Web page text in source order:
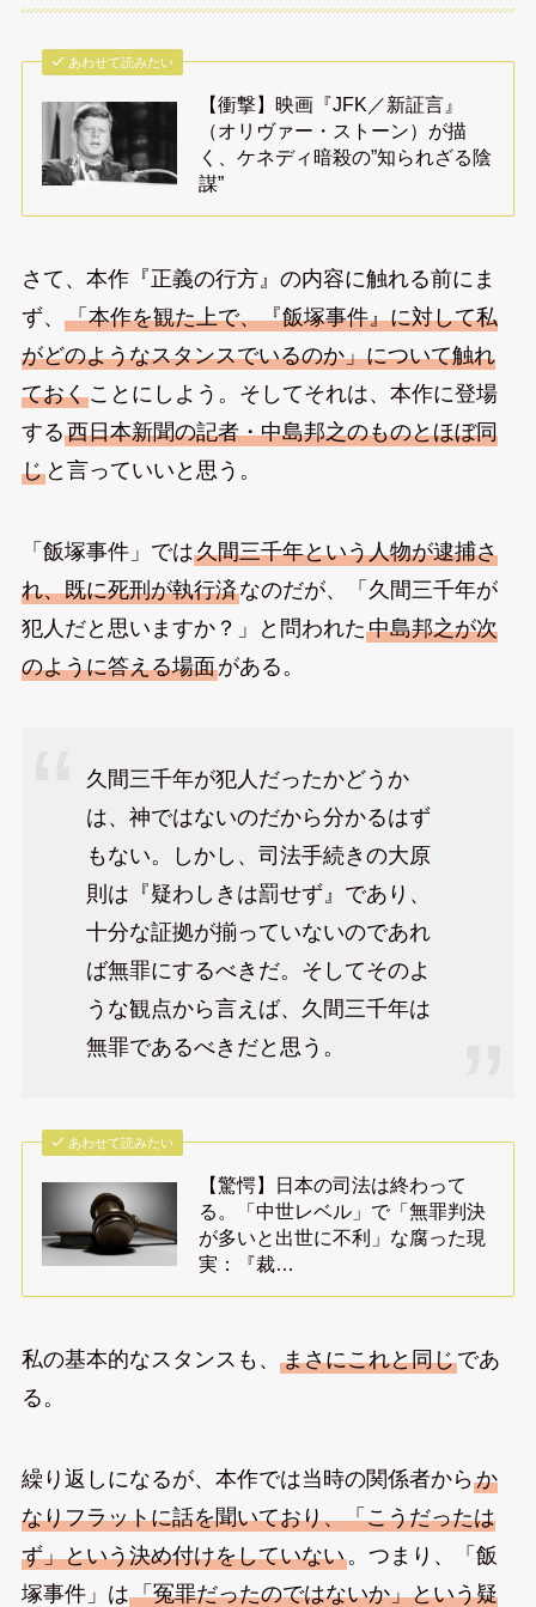
あわせて読みたい
【衝撃】映画『JFK／新証言』
（オリヴァー・ストーン）が描
く、ケネディ暗殺の”知られざる陰
謀”
さて、本作『正義の行方』の内容に触れる前にま
ず、 「本作を観た上で、『飯塚事件』に対して私
がどのようなスタンスでいるのか」について触れ
ておくことにしよう。そしてそれは、本作に登場
する西日本新聞の記者・中島邦之のものとほぼ同
じと言っていいと思う。
「飯塚事件」では久間三千年という人物が逮捕さ
れ、既に死刑が執行済なのだが、「久間三千年が
犯人だと思いますか？」と問われた中島邦之が次
のように答える場面がある。
久間三千年が犯人だったかどうか
は、神ではないのだから分かるはず
もない。しかし、司法手続きの大原
則は『疑わしきは罰せず』であり、
十分な証拠が揃っていないのであれ
ば無罪にするべきだ。そしてそのよ
うな観点から言えば、久間三千年は
無罪であるべきだと思う。
あわせて読みたい
【驚愕】日本の司法は終わって
る。「中世レベル」で「無罪判決
が多いと出世に不利」な腐った現
実：『裁…
私の基本的なスタンスも、 まさにこれと同じであ
る。
繰り返しになるが、本作では当時の関係者からか
なりフラットに話を聞いており、「こうだったは
ず」という決め付けをしていない。つまり、「飯
塚事件」は「冤罪だったのではないか」という疑